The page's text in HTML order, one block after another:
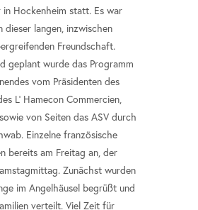
in Hockenheim statt. Es war
dieser langen, inzwischen
Freundschaft.
geplant wurde das Programm
vom Präsidenten des
L' Hamecon Commercien,
von Seiten das ASV durch
Einzelne französische
bereits am Freitag an, der
Zunächst wurden
im Angelhäusel begrüßt und
verteilt. Viel Zeit für